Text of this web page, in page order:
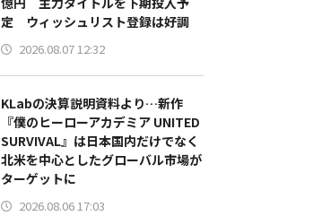
定 ウィッシュリスト登録は好調
2026.08.07 12:32
KLabの決算説明資料より…新作
『僕のヒーローアカデミア UNITED
SURVIVAL』は日本国内だけでなく
北米を中心としたグローバル市場が
ターゲットに
2026.08.06 17:03